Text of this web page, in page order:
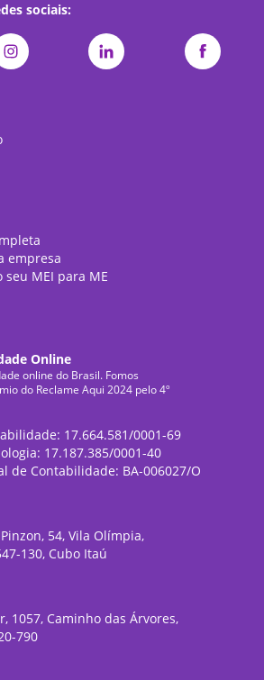
sociais:
empresa
MEI para ME
Online
online do Brasil. Fomos
do Reclame Aqui 2024 pelo 4º
17.664.581/0001-69
17.187.385/0001-40
de Contabilidade: BA-006027/O
54, Vila Olímpia,
130, Cubo Itaú
1057, Caminho das Árvores,
790